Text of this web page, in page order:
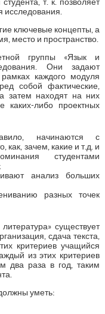
исследования.
ключевые концепты, а
место и пространство.
группы «Язык и
Они задают
каждого модуля
собой фактические,
затем находят на них
каких-либо проектных
начинаются с
как, зачем, какие и т.д. и
студентами
анализ больших
разных точек
существует
сдача текста,
критериев учащийся
из этих критериев
два раза в год, таким
уметь: